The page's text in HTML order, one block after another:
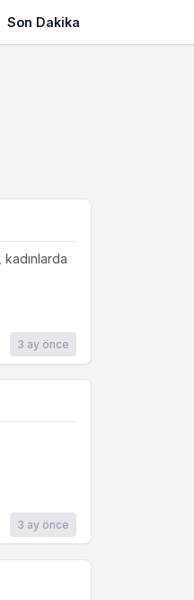
Son Dakika
3 ay önce
3 ay önce